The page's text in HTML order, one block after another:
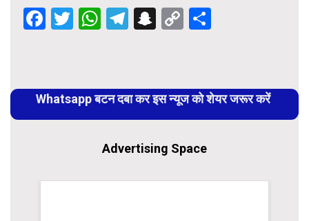
Facebook
Twitter
WhatsApp
Telegram
Snapchat
Copy
Reading
Whatsapp बटन दबा कर इस न्यूज को शेयर जरूर करें
Advertising Space